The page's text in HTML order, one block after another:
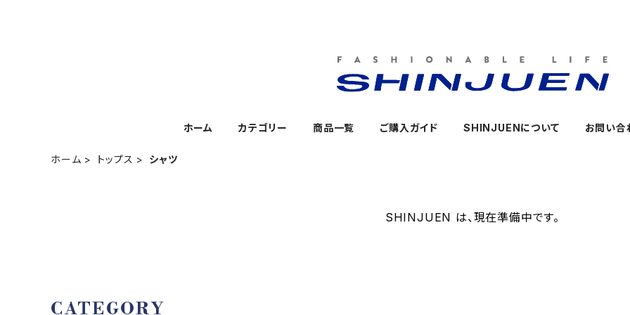
ホーム カテゴリー 商品一覧 ご購入ガイド SHINJUENについて お問い合
ホーム トップス シャツ
SHINJUEN は、現在準備中です。
CATEGORY